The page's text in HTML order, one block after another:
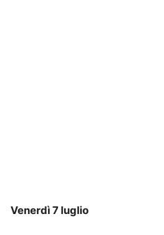
Venerdì 7 luglio